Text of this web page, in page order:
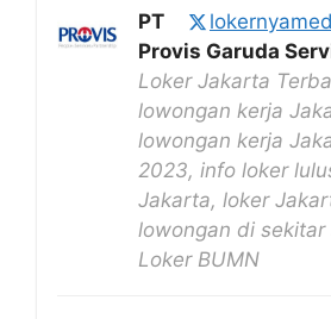
PT
Provis Garuda
Loker Jakarta
lowongan kerja
lowongan kerja
2023, info loker
Jakarta, loker
lowongan di sekitar
Loker BUMN